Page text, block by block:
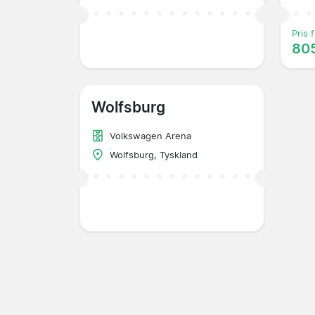
Pris
Wolfsburg
Volkswagen Arena
Wolfsburg, Tyskland